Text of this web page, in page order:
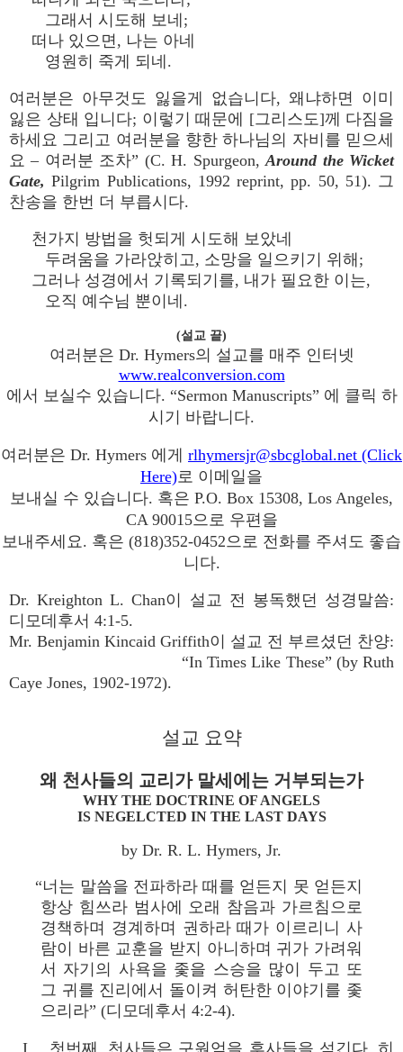
그래서 시도해 보네;
떠나 있으면, 나는 아네
영원히 죽게 되네.
여러분은 아무것도 잃을게 없습니다, 왜냐하면 이미
잃은 상태 입니다; 이렇기 때문에 [그리스도]께 다짐을
하세요 그리고 여러분을 향한 하나님의 자비를 믿으세
요 – 여러분 조차” (C. H. Spurgeon,Around the Wicket
Gate, Pilgrim Publications, 1992 reprint, pp. 50, 51). 그
찬송을 한번 더 부릅시다.
천가지 방법을 헛되게 시도해 보았네
두려움을 가라앉히고, 소망을 일으키기 위해;
그러나 성경에서 기록되기를, 내가 필요한 이는,
오직 예수님 뿐이네.
(설교 끝)
여러분은 Dr. Hymers의 설교를 매주 인터넷
www.realconversion.com
에서 보실수 있습니다. “Sermon Manuscripts” 에 클릭 하
시기 바랍니다.
여러분은 Dr. Hymers 에게 rlhymersjr@sbcglobal.net (Click
Here)로 이메일을
보내실 수 있습니다. 혹은 P.O. Box 15308, Los Angeles,
CA 90015으로 우편을
보내주세요. 혹은 (818)352-0452으로 전화를 주셔도 좋습
니다.
Dr. Kreighton L. Chan이 설교 전 봉독했던 성경말씀:
디모데후서 4:1-5.
Mr. Benjamin Kincaid Griffith이 설교 전 부르셨던 찬양:
“In Times Like These” (by Ruth
Caye Jones, 1902-1972).
설교 요약
왜 천사들의 교리가 말세에는 거부되는가
WHY THE DOCTRINE OF ANGELS
IS NEGELCTED IN THE LAST DAYS
by Dr. R. L. Hymers, Jr.
“너는 말씀을 전파하라 때를 얻든지 못 얻든지
항상 힘쓰라 범사에 오래 참음과 가르침으로
경책하며 경계하며 권하라 때가 이르리니 사
람이 바른 교훈을 받지 아니하며 귀가 가려워
서 자기의 사욕을 좇을 스승을 많이 두고 또
그 귀를 진리에서 돌이켜 허탄한 이야기를 좇
으리라” (디모데후서 4:2-4).
I. 첫번째, 천사들은 구원얻을 후사들을 섬긴다, 히